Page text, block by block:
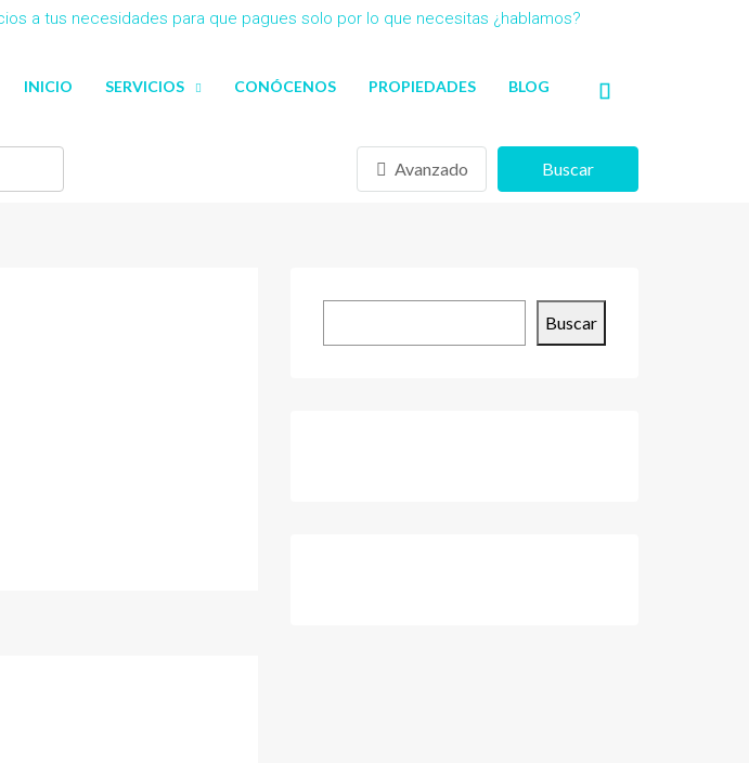
a tus necesidades para que pagues solo por lo que necesitas ¿hablamos?
INICIO SERVICIOS CONÓCENOS PROPIEDADES BLOG
Avanzado Buscar
Buscar